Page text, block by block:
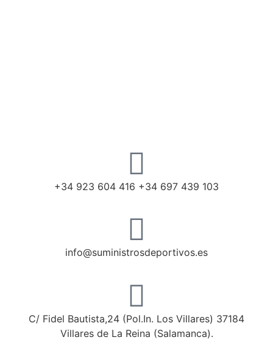
+34 923 604 416 +34 697 439 103
info@suministrosdeportivos.es
C/ Fidel Bautista,24 (Pol.In. Los Villares) 37184
Villares de La Reina (Salamanca).